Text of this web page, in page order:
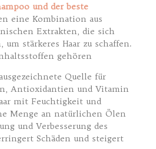
und der beste
eine Kombination aus
Extrakten, die sich
um stärkeres Haar zu schaffen.
gehören
Quelle für
Antioxidantien und Vitamin
mit Feuchtigkeit und
Menge an natürlichen Ölen
und Verbesserung des
Schäden und steigert